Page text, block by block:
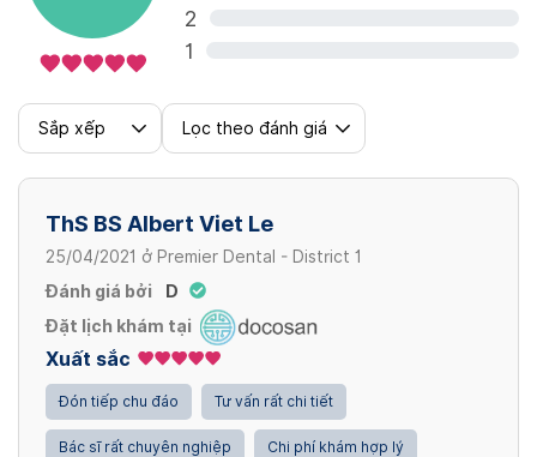
400,000 VND
Cạo vôi
Nhổ răng
400,000 - 700,000 VND
Trám răng
400,000 - 900,000 VND
2
1
Sắp xếp Lọc theo đánh giá
ThS BS Albert Viet Le
25/04/2021 ở Premier Dental - District 1
Đánh giá bởi
D
Đặt lịch khám tại
Xuất sắc
Đón tiếp chu đáo Tư vấn rất chi tiết
Bác sĩ rất chuyên nghiệp Chi phí khám hợp lý